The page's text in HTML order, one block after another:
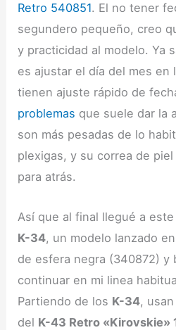
Retro 540851. El no tener
segundero pequeño, creo
y practicidad al modelo. Ya
es ajustar el día del mes en
tienen ajuste rápido de
problemas que suele dar la
son más pesadas de lo
plexigas, y su correa de
para atrás.
Así que al final llegué a
K-34, un modelo lanzado
de esfera negra (340872) y
continuar en mi linea
Partiendo de los K-34,
del K-43 Retro «Kirovskie»